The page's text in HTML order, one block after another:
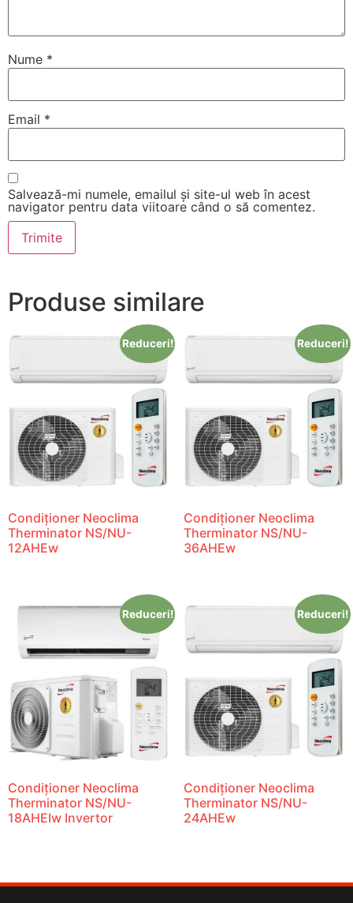
Nume *
Email *
Salvează-mi numele, emailul și site-ul web în acest
navigator pentru data viitoare când o să comentez.
Produse similare
Reduceri!
Condiționer Neoclima
Therminator NS/NU-
12AHEw
Reduceri!
Condiționer Neoclima
Therminator NS/NU-
36AHEw
Reduceri!
Condiționer Neoclima
Therminator NS/NU-
18AHEIw Invertor
Reduceri!
Condiționer Neoclima
Therminator NS/NU-
24AHEw